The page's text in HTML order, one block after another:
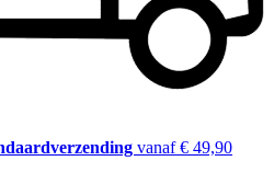
vanaf € 49,90